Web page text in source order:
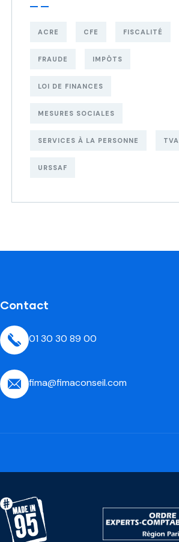
ACRE CFE FISCALITÉ
FRAUDE IMPÔTS
LOI DE FINANCES
MESURES SOCIALES
SERVICES À LA PERSONNE TVA
URSSAF
Contact
01 30 30 89 00
fima@fimaconseil.com